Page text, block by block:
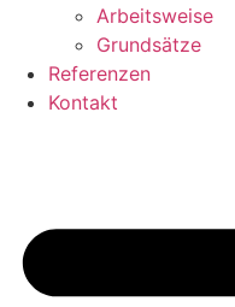
Arbeitsweise
Grundsätze
Referenzen
Kontakt